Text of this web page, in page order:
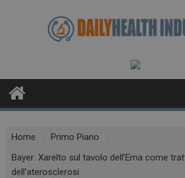
Home
Primo Piano
Bayer: Xarelto sul tavolo dell’Ema come
dell’aterosclerosi